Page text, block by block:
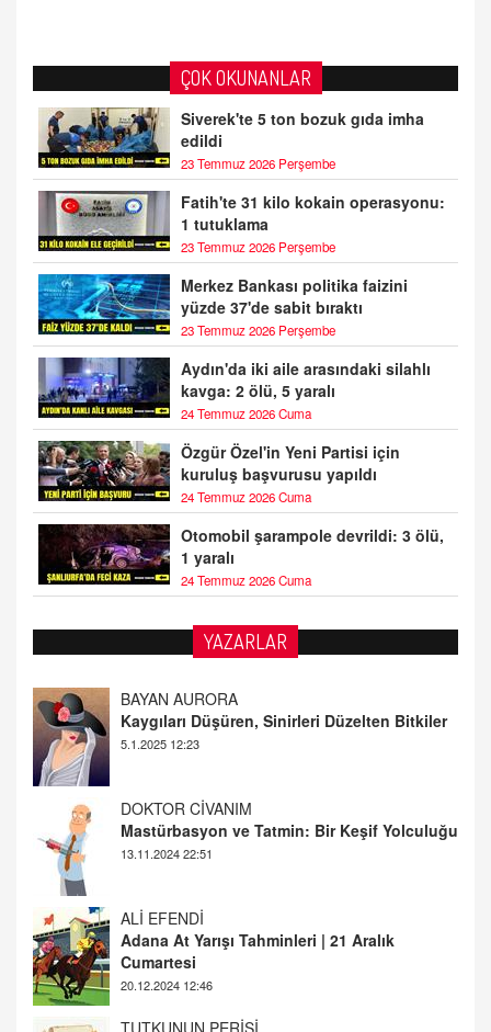
ÇOK OKUNANLAR
Siverek'te 5 ton bozuk gıda imha
edildi
23 Temmuz 2026 Perşembe
Fatih'te 31 kilo kokain operasyonu:
1 tutuklama
23 Temmuz 2026 Perşembe
Merkez Bankası politika faizini
yüzde 37'de sabit bıraktı
23 Temmuz 2026 Perşembe
Aydın'da iki aile arasındaki silahlı
kavga: 2 ölü, 5 yaralı
24 Temmuz 2026 Cuma
Özgür Özel'in Yeni Partisi için
kuruluş başvurusu yapıldı
24 Temmuz 2026 Cuma
Otomobil şarampole devrildi: 3 ölü,
1 yaralı
24 Temmuz 2026 Cuma
YAZARLAR
DOKTOR CİVANIM
Mastürbasyon ve Tatmin: Bir Keşif Yolculuğu
13.11.2024 22:51
ALİ EFENDİ
Adana At Yarışı Tahminleri | 21 Aralık
Cumartesi
TUTKUNUN PERİSİ
Sağlıklı Bir Cinsel Yaşam ile İlgili Bilinmesi
Gerekenler
08.11.2024 13:16